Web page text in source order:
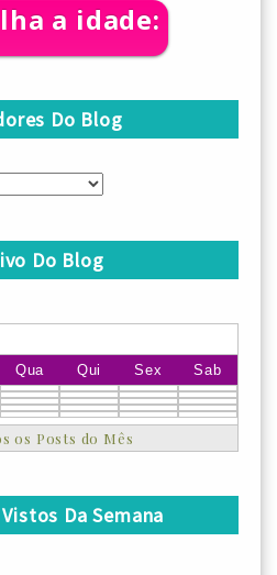
a idade:
Do Blog
Do Blog
Qua Qui Sex Sab
os Posts do Mês
Da Semana